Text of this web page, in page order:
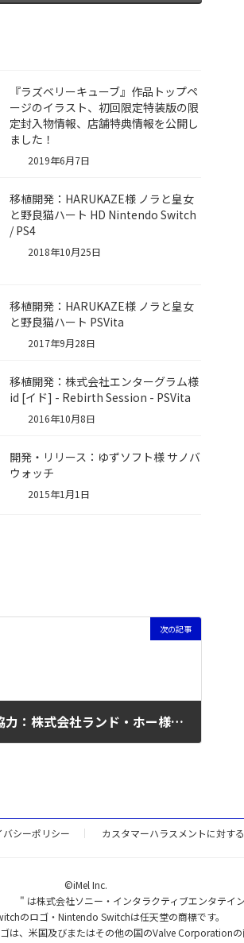
『ラズベリーキューブ』作品トップペ
ージのイラスト、初回限定特装版の限
定封入物情報、店舗特典情報を公開し
ました！
2019年6月7日
移植開発：HARUKAZE様 ノラと皇女
と野良猫ハート HD Nintendo Switch
/ PS4
2018年10月25日
移植開発：HARUKAZE様 ノラと皇女
と野良猫ハート PSVita
2017年9月28日
移植開発：株式会社エンターグラム様
id [イド] - Rebirth Session - PSVita
2016年10月8日
開発・リリース：ゆずソフト様 サノバ
ウォッチ
2015年1月1日
次の記事
開発協力：株式会社ランド・ホー様 すまドラ！
バシーポリシー カスタマーハラスメントに対す
©iMel Inc.
" は株式会社ソニー・インタラクティブエンタテイ
のロゴ・Nintendo Switchは任天堂の商標です。
、米国及びまたはその他の国のValve Corporationの